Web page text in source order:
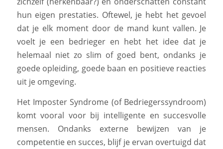
hun eigen prestaties. Oftewel, je hebt het gevoel
dat je elk moment door de mand kunt vallen. Je
voelt je een bedrieger en hebt het idee dat je
helemaal niet zo slim of goed bent, ondanks je
goede opleiding, goede baan en positieve reacties
uit je omgeving.
Het Imposter Syndrome (of Bedriegerssyndroom)
komt vooral voor bij intelligente en succesvolle
mensen. Ondanks externe bewijzen van je
competentie en succes, blijf je ervan overtuigd dat